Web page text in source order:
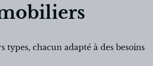
types, chacun adapté à des besoins